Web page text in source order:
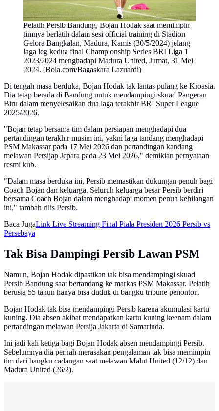
Pelatih Persib Bandung, Bojan Hodak saat memimpin
timnya berlatih dalam sesi official training di Stadion
Gelora Bangkalan, Madura, Kamis (30/5/2024) jelang
laga leg kedua final Championship Series BRI Liga 1
2023/2024 menghadapi Madura United, Jumat, 31 Mei
2024. (Bola.com/Bagaskara Lazuardi)
Di tengah masa berduka, Bojan Hodak tak lantas pulang ke Kroasia.
Dia tetap berada di Bandung untuk mendampingi skuad Pangeran
Biru dalam menyelesaikan dua laga terakhir BRI Super League
2025/2026.
"Bojan tetap bersama tim dalam persiapan menghadapi dua
pertandingan terakhir musim ini, yakni laga tandang menghadapi
PSM Makassar pada 17 Mei 2026 dan pertandingan kandang
melawan Persijap Jepara pada 23 Mei 2026," demikian pernyataan
resmi kub.
"Dalam masa berduka ini, Persib memastikan dukungan penuh bagi
Coach Bojan dan keluarga. Seluruh keluarga besar Persib berdiri
bersama Coach Bojan dalam menghadapi momen penuh kehilangan
ini," tambah rilis Persib.
Baca JugaLink Live Streaming Final Piala Presiden 2026 Persib vs
Persebaya
Tak Bisa Dampingi Persib Lawan PSM
Namun, Bojan Hodak dipastikan tak bisa mendampingi skuad
Persib Bandung saat bertandang ke markas PSM Makassar. Pelatih
berusia 55 tahun hanya bisa duduk di bangku tribune penonton.
Bojan Hodak tak bisa mendampingi Persib karena akumulasi kartu
kuning. Dia absen akibat mendapatkan kartu kuning keenam dalam
pertandingan melawan Persija Jakarta di Samarinda.
Ini jadi kali ketiga bagi Bojan Hodak absen mendampingi Persib.
Sebelumnya dia pernah merasakan pengalaman tak bisa memimpin
tim dari bangku cadangan saat melawan Malut United (12/12) dan
Madura United (26/2).